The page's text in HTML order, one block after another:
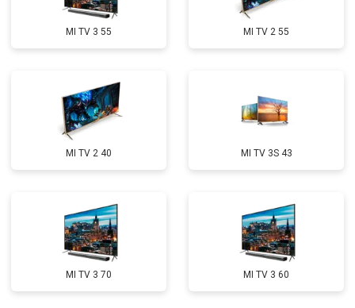
MI TV 3 55 MI TV 2 55
MI TV 2 40 MI TV 3S 43
MI TV 3 70 MI TV 3 60